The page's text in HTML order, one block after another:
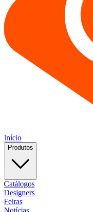
Início
Produtos
Catálogos
Designers
Feiras
Notícias